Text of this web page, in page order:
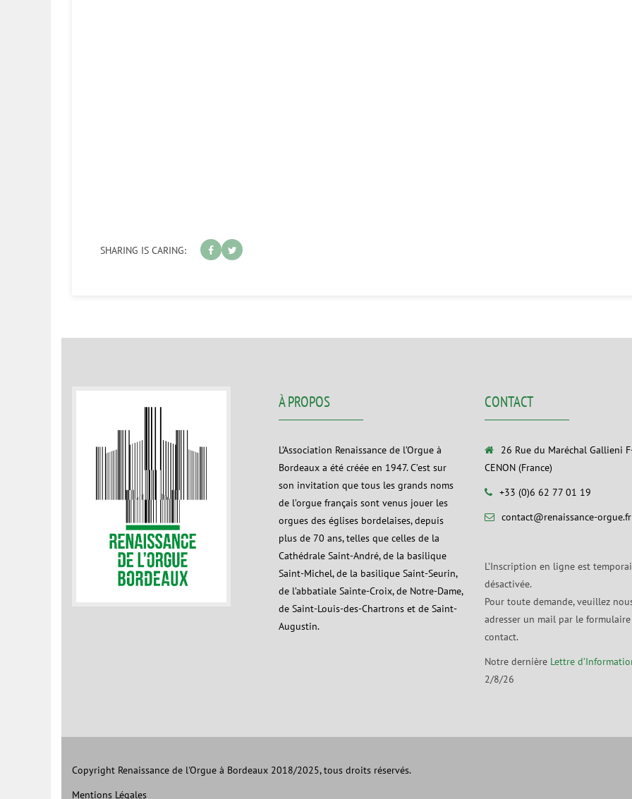
SHARING IS CARING:
À PROPOS
L’Association Renaissance de l’Orgue à
Bordeaux a été créée en 1947. C’est sur
son invitation que tous les grands noms
de l’orgue français sont venus jouer les
orgues des églises bordelaises, depuis
plus de 70 ans, telles que celles de la
Cathédrale Saint-André, de la basilique
Saint-Michel, de la basilique Saint-Seurin,
de l’abbatiale Sainte-Croix, de Notre-Dame,
de Saint-Louis-des-Chartrons et de Saint-
Augustin.
CONTACT
26 Rue du Maréchal Gallieni
CENON (France)
+33 (0)6 62 77 01 19
contact@renaissance-orgue.fr
L’Inscription en ligne est
désactivée.
Pour toute demande, veuillez
adresser un mail par le
contact.
Notre dernière Lettre
2/8/26
Copyright Renaissance de l'Orgue à Bordeaux 2018/2025, tous droits réservés.
Mentions Légales